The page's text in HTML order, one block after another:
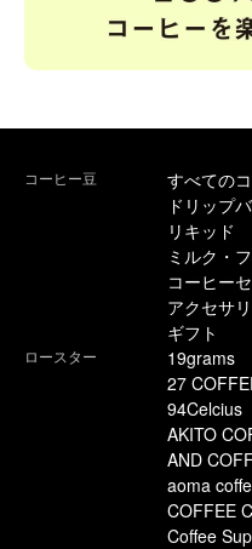
コーヒー豆
すべての
ドリップ
リキッド
ミルク・
コーヒー
アクセサリ
ギフト
ロースター
19grams
27
94Celcius
AKITO
AND
aoma
COFFEE
Coffee